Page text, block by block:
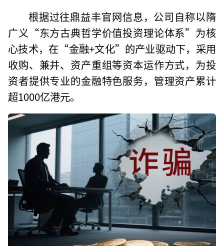
根据过往鼎益丰官网信息，公司自称以隋
广义“东方古典哲学价值投资理论体系”为核
心技术，在“金融+文化”的产业驱动下，采用
收购、兼并、资产重组等资本运作方式，为投
资者提供专业的金融特色服务，管理资产累计
超1000亿港元。